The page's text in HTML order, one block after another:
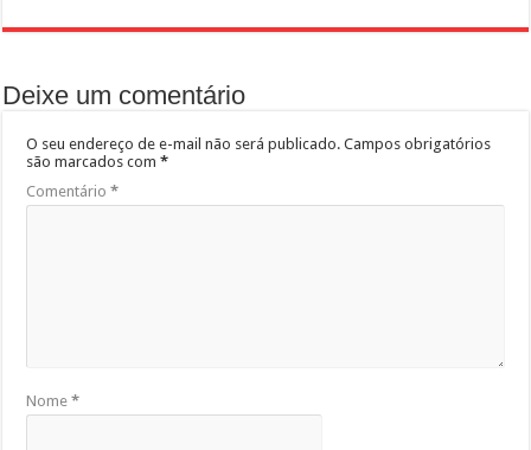
Deixe um comentário
O seu endereço de e-mail não será publicado. Campos obrigatórios
são marcados com*
Comentário*
Nome*